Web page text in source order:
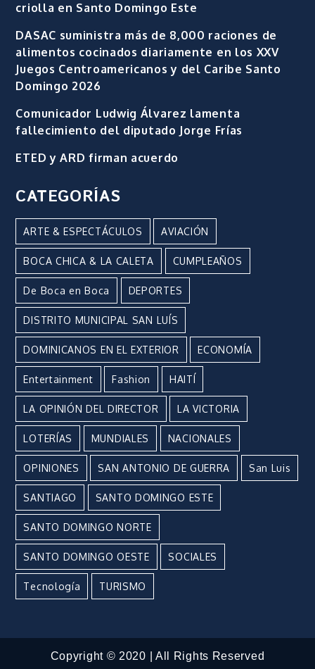
criolla en Santo Domingo Este
DASAC suministra más de 8,000 raciones de
alimentos cocinados diariamente en los XXV
Juegos Centroamericanos y del Caribe Santo
Domingo 2026
Comunicador Ludwig Álvarez lamenta
fallecimiento del diputado Jorge Frías
ETED y ARD firman acuerdo
CATEGORÍAS
ARTE & ESPECTÁCULOS AVIACIÓN
BOCA CHICA & LA CALETA CUMPLEAÑOS
De Boca en Boca DEPORTES
DISTRITO MUNICIPAL SAN LUÍS
DOMINICANOS EN EL EXTERIOR ECONOMÍA
Entertainment Fashion HAITÍ
LA OPINIÓN DEL DIRECTOR LA VICTORIA
LOTERÍAS MUNDIALES NACIONALES
OPINIONES SAN ANTONIO DE GUERRA San Luis
SANTIAGO SANTO DOMINGO ESTE
SANTO DOMINGO NORTE
SANTO DOMINGO OESTE SOCIALES
Tecnología TURISMO
Copyright © 2020 | All Rights Reserved